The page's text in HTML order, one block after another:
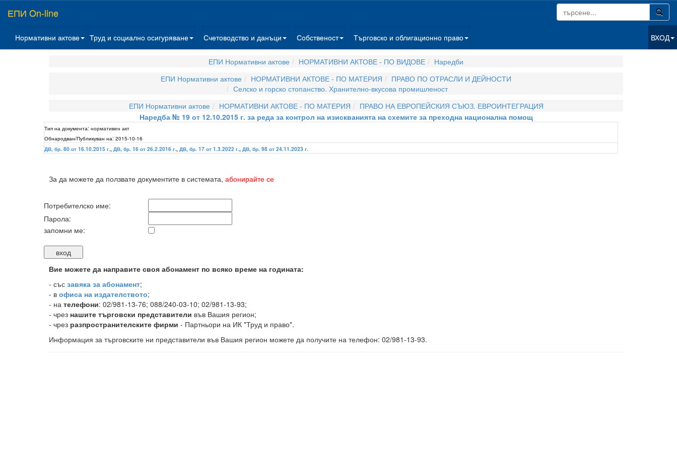
ЕПИ On-line
Нормативни актове Труд и социално осигуряване Счетоводство и данъци Собственост Търговско и облигационно право ВХОД
ЕПИ Нормативни актове НОРМАТИВНИ АКТОВЕ - ПО ВИДОВЕ
Наредби
ЕПИ Нормативни актове
НОРМАТИВНИ АКТОВЕ - ПО МАТЕРИЯ
ПРАВО ПО ОТРАСЛИ И ДЕЙНОСТИ
Селско и горско стопанство. Хранително-вкусова промишленост
ЕПИ Нормативни актове
НОРМАТИВНИ АКТОВЕ - ПО МАТЕРИЯ
ПРАВО НА ЕВРОПЕЙСКИЯ СЪЮЗ. ЕВРОИНТЕГРАЦИЯ
Наредба № 19 от 12.10.2015 г. за реда за контрол на изискванията на схемите за преходна национална помощ
Тип на документа: нормативен акт
Обнародван/Публикуван на: 2015-10-16
ДВ, бр. 80 от 16.10.2015 г., ДВ, бр. 16 от 26.2.2016 г., ДВ, бр. 17 от 1.3.2022 г., ДВ, бр. 98 от 24.11.2023 г.
За да можете да ползвате документите в системата, абонирайте се
Потребителско име:
Парола:
запомни ме:
Вие можете да направите своя абонамент по всяко време на годината:
- със завяка за абонамент;
- в офиса на издателството;
- на телефони: 02/981-13-76; 088/240-03-10; 02/981-13-93;
- чрез нашите търговски представители във Вашия регион;
- чрез разпространителските фирми - Партньори на ИК "Труд и право".
Информация за търговските ни представители във Вашия регион можете да получите на телефон: 02/981-13-93.